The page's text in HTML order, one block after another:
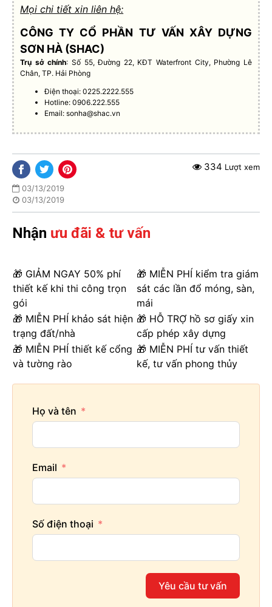
Mọi chi tiết xin liên hệ:
CÔNG TY CỔ PHẦN TƯ VẤN XÂY DỰNG
SƠN HÀ (SHAC)
Trụ sở chính: Số 55, Đường 22, KĐT Waterfront City, Phường Lê
Chân, TP. Hải Phòng
Điện thoại: 0225.2222.555
Hotline: 0906.222.555
Email:sonha@shac.vn
03/13/2019
03/13/2019
334 Lượt xem
Nhận ưu đãi & tư vấn
🎁 GIẢM NGAY 50% phí
thiết kế khi thi công trọn
gói
🎁 MIỄN PHÍ kiểm tra giám
sát các lần đổ móng, sàn,
mái
🎁 MIỄN PHÍ khảo sát hiện
trạng đất/nhà
🎁 HỖ TRỢ hồ sơ giấy xin
cấp phép xây dựng
🎁 MIỄN PHÍ thiết kế cổng
và tường rào
🎁 MIỄN PHÍ tư vấn thiết
kế, tư vấn phong thủy
Họ và tên
Email
Số điện thoại
Yêu cầu tư vấn